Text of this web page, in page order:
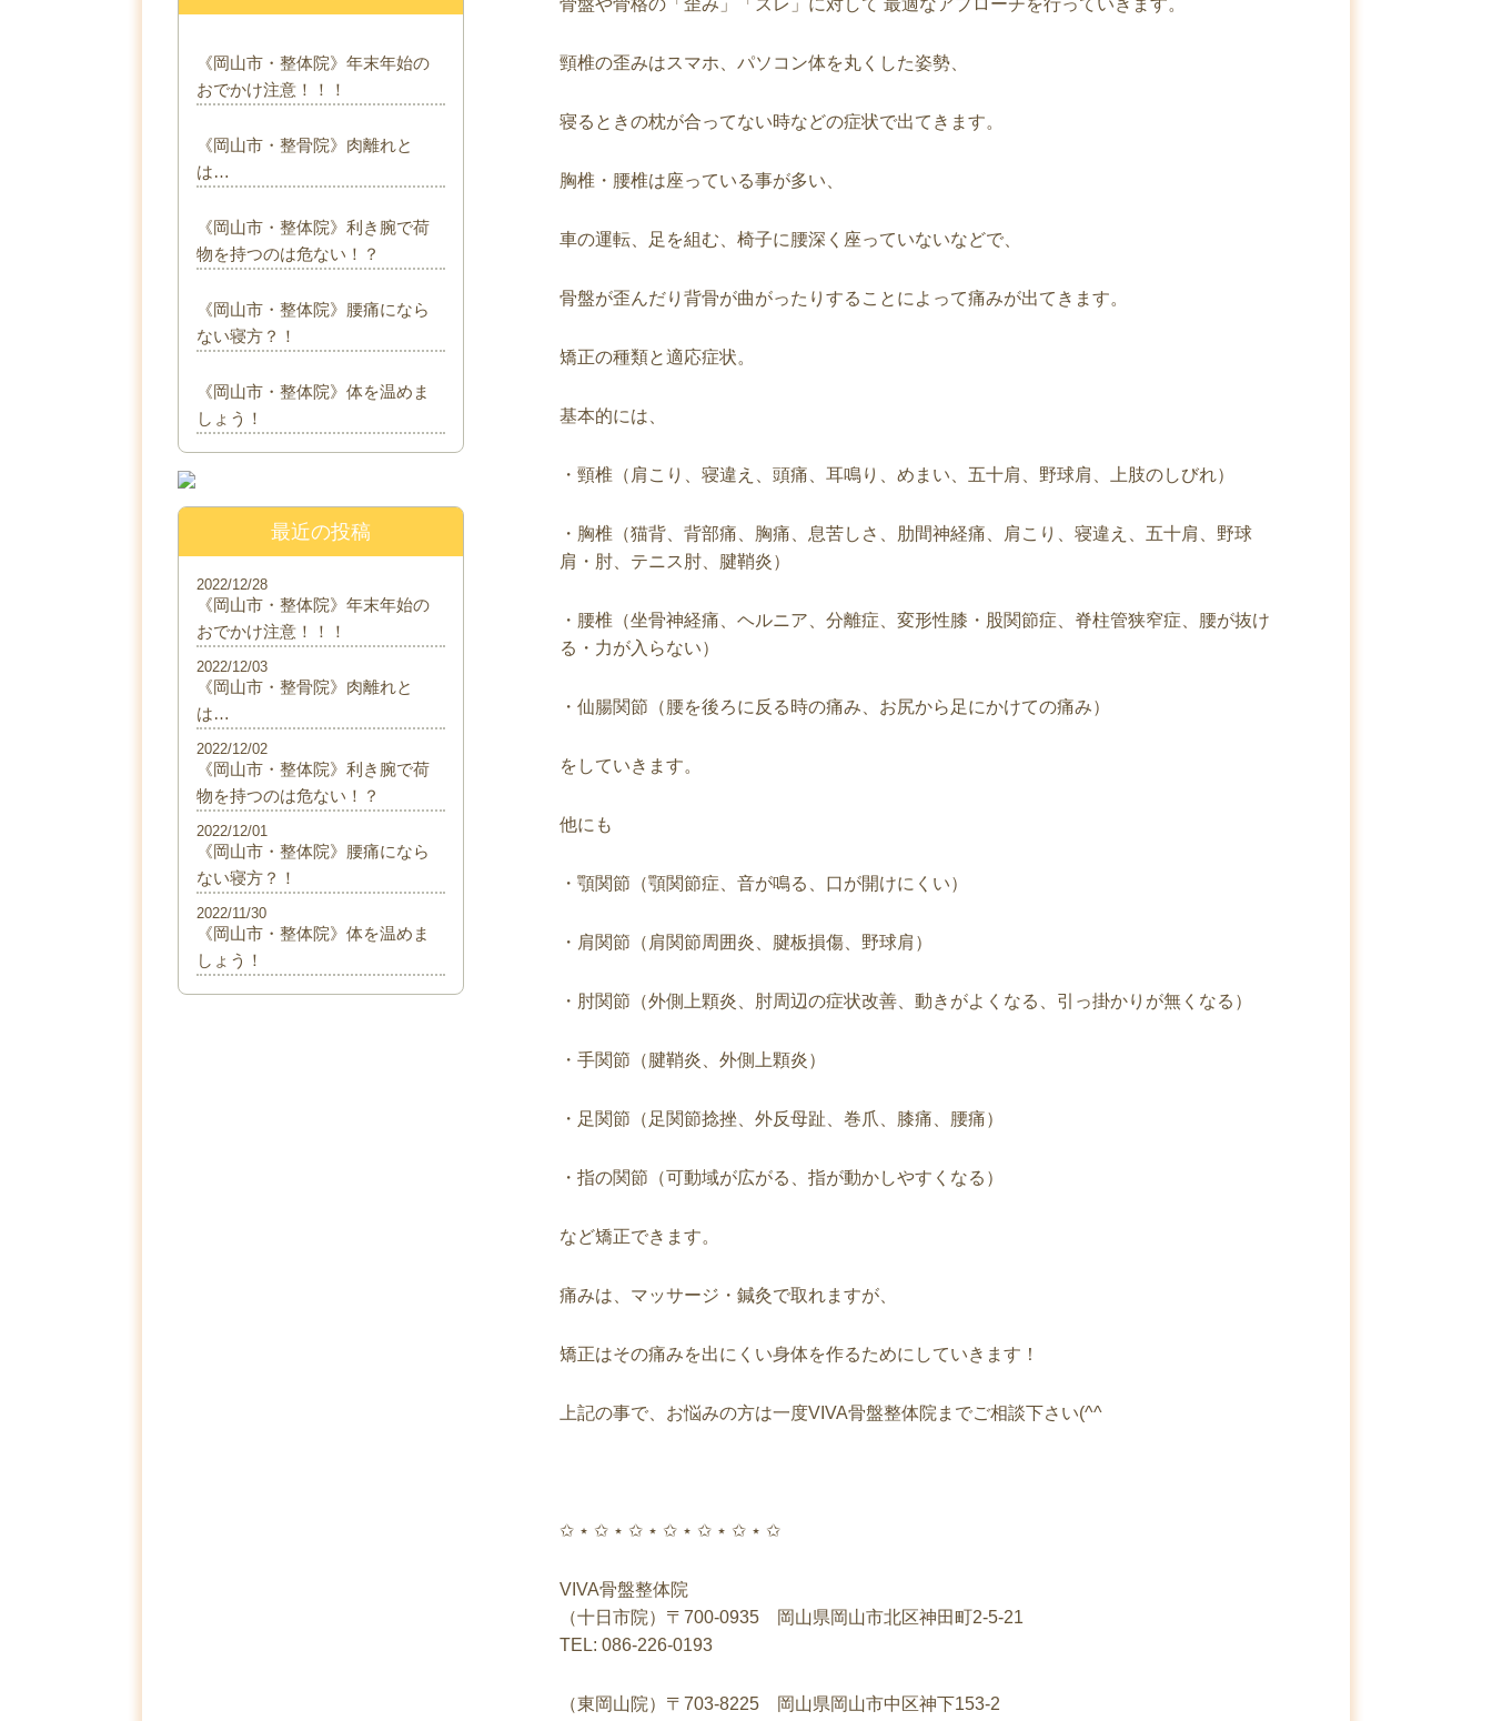
骨盤や骨格の「歪み」「ズレ」に対して 最適なアプローチを行っていきます。
頸椎の歪みはスマホ、パソコン体を丸くした姿勢、
寝るときの枕が合ってない時などの症状で出てきます。
胸椎・腰椎は座っている事が多い、
車の運転、足を組む、椅子に腰深く座っていないなどで、
骨盤が歪んだり背骨が曲がったりすることによって痛みが出てきます。
矯正の種類と適応症状。
基本的には、
・頸椎（肩こり、寝違え、頭痛、耳鳴り、めまい、五十肩、野球肩、上肢のしびれ）
・胸椎（猫背、背部痛、胸痛、息苦しさ、肋間神経痛、肩こり、寝違え、五十肩、野球
肩・肘、テニス肘、腱鞘炎）
・腰椎（坐骨神経痛、ヘルニア、分離症、変形性膝・股関節症、脊柱管狭窄症、腰が抜け
る・力が入らない）
・仙腸関節（腰を後ろに反る時の痛み、お尻から足にかけての痛み）
をしていきます。
他にも
・顎関節（顎関節症、音が鳴る、口が開けにくい）
・肩関節（肩関節周囲炎、腱板損傷、野球肩）
・肘関節（外側上顆炎、肘周辺の症状改善、動きがよくなる、引っ掛かりが無くなる）
・手関節（腱鞘炎、外側上顆炎）
・足関節（足関節捻挫、外反母趾、巻爪、膝痛、腰痛）
・指の関節（可動域が広がる、指が動かしやすくなる）
など矯正できます。
痛みは、マッサージ・鍼灸で取れますが、
矯正はその痛みを出にくい身体を作るために していきます！
上記の事で、お悩みの方は一度VIVA骨盤整体院までご相談下さい(^^ゞ
✩ ⋆ ✩ ⋆ ✩ ⋆ ✩ ⋆ ✩ ⋆ ✩ ⋆ ✩
VIVA骨盤整体院
（十日市院）〒700-0935 岡山県岡山市北区神田町2-5-21
TEL: 086-226-0193
（東岡山院）〒703-8225 岡山県岡山市中区神下153-2
《岡山市・整体院》年末年始の
おでかけ注意！！！
《岡山市・整骨院》肉離れと
は…
《岡山市・整体院》利き腕で荷
物を持つのは危ない！？
《岡山市・整体院》腰痛になら
ない寝方？！
《岡山市・整体院》体を温めま
しょう！
最近の投稿
《岡山市・整体院》年末年始の
おでかけ注意！！！
2022/12/28
《岡山市・整骨院》肉離れと
は…
2022/12/03
《岡山市・整体院》利き腕で荷
物を持つのは危ない！？
2022/12/02
《岡山市・整体院》腰痛になら
ない寝方？！
2022/12/01
《岡山市・整体院》体を温めま
しょう！
2022/11/30